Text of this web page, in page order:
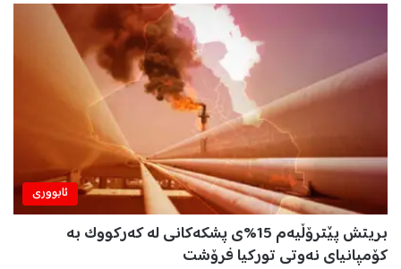
ئابووری
بریتش پێترۆڵیەم 15%ی پشکەکانی لە کەرکووک بە
کۆمپانیای نەوتی تورکیا فرۆشت